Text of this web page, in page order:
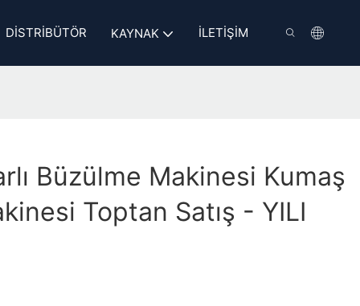
DISTRIBÜTÖR KAYNAK İLETIŞIM
Büzülme Makinesi Kumaş
Toptan Satış - YILI